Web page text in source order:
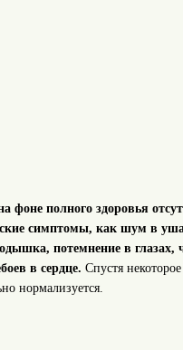
фоне полного здоровья
симптомы, как шум в
потемнение в глазах,
в сердце. Спустя
нормализуется.